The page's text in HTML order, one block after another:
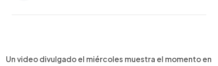
Escuchar artículo
Un video divulgado el miércoles muestra el momento en